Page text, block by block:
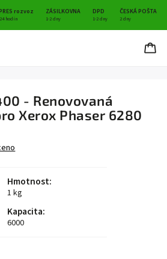
rozvoz ZÁSILKOVNA DPD ČESKÁ POŠTA
hodin 1-2 dny 1-2 dny 2 dny
- Renovovaná
Xerox Phaser 6280
Hmotnost:
1 kg
Kapacita:
6000